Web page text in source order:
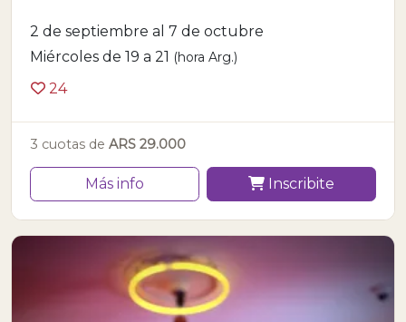
2 de septiembre al 7 de octubre
Miércoles de 19 a 21 (hora Arg.)
24
3 cuotas de ARS 29.000
Más info Inscribite